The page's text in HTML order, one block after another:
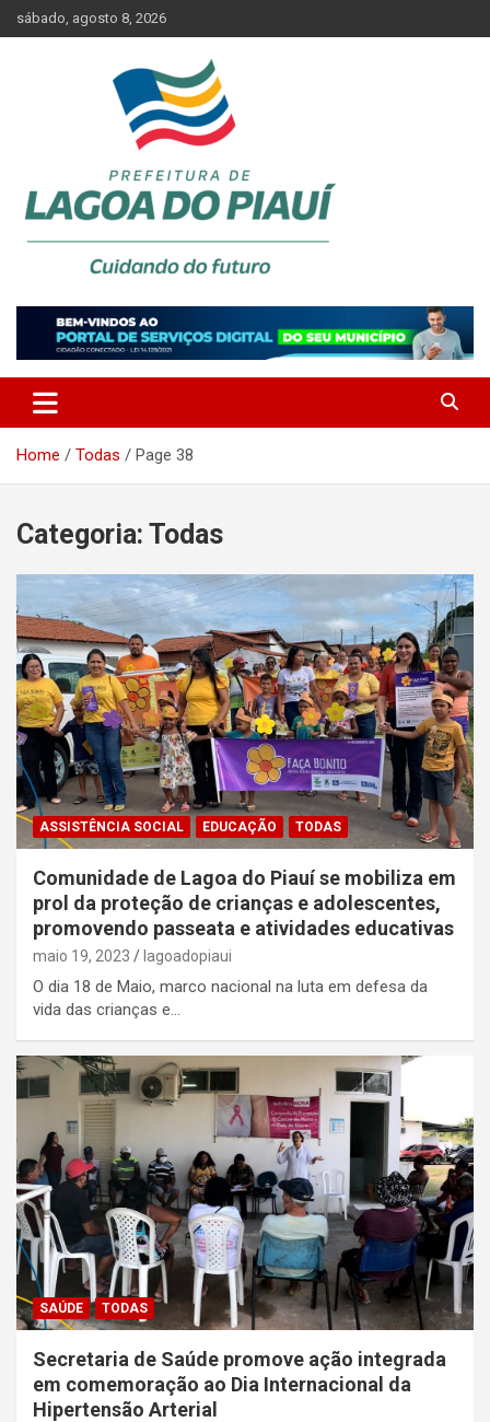
Skip
to
sábado, agosto 8, 2026
PREFEITURA DE LAGOA DO
PIAUÍ
Home Todas Page 38
Categoria: Todas
ASSISTÊNCIA SOCIAL EDUCAÇÃO TODAS
Comunidade de Lagoa do Piauí se mobiliza em
prol da proteção de crianças e adolescentes,
promovendo passeata e atividades educativas
maio 19, 2023 lagoadopiaui
O dia 18 de Maio, marco nacional na luta em defesa da
vida das crianças e…
SAÚDE TODAS
Secretaria de Saúde promove ação integrada
em comemoração ao Dia Internacional da
Hipertensão Arterial